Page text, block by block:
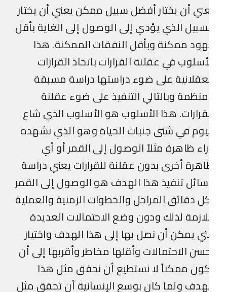
أن يختار أفضل سبيل ممكن يعني أن يختار
الذي يؤدي إلى الوصول إلى الغاية بأقل
ممكنة وبأقل النفقات الممكنة. هذا
في عقلنة القرارات باتخاذ القرارات
على ضوء دراستها دراسة مسبقة
وبالتالي التنفيذ على ضوء عقلنة
هذا الأسلوب هو الأسلوب الذي شاع
في شتى جنبات الحياة وهو الذي نشهده
ظاهرة مثلاً الوصول إلى القمر أو أي
أخرى بدون عقلنة للقرارات يعني دراسة
تنفيذ هذا الهدف هو الوصول إلى القمر
دقائق المراحل والخطوات الزمنية والعملية
لذلك ودون وضع الاحتمالات العديدة
يمكن أن نصل بها إلى هذا الهدف واختيار
الاحتمالات وأقلها مخاطر وأقربها إلى أن
ممكناً لا نستطيع أن نحقق مثل هذا
ولما كان بوسع الإنسانية أن تحقق مثل